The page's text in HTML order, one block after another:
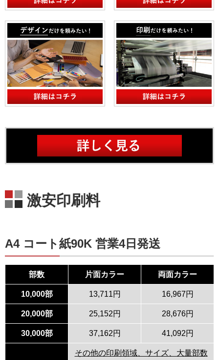
激安印刷料
A4 コート紙90K 営業4日発送
部数 片面カラー 両面カラー
10,000部 13,711円 16,967円
20,000部 25,152円 28,676円
30,000部 37,162円 41,092円
その他の印刷領域、サイズ、大量部数